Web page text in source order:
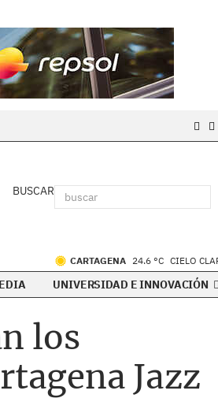
BUSCAR
CARTAGENA 24.6 °C CIELO
UNIVERSIDAD E INNOVACIÓN
los
Jazz